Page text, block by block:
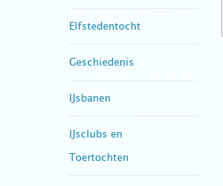
Elfstedentocht
Geschiedenis
IJsbanen
IJsclubs en
Toertochten